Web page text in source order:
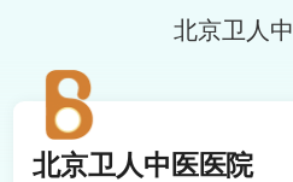
北京卫人
北京卫人中医医院